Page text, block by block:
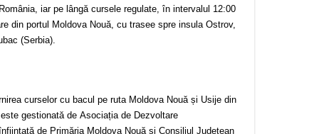
iar pe lângă cursele regulate, în intervalul 12:00
din portul Moldova Nouă, cu trasee spre insula Ostrov,
(Serbia).
curselor cu bacul pe ruta Moldova Nouă și Usije din
gestionată de Asociația de Dezvoltare
de Primăria Moldova Nouă și Consiliul Județean